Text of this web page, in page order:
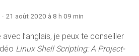
· 21 août 2020 à 8 h 09 min
avec l’anglais, je peux te conseiller
Linux Shell Scripting: A Project-